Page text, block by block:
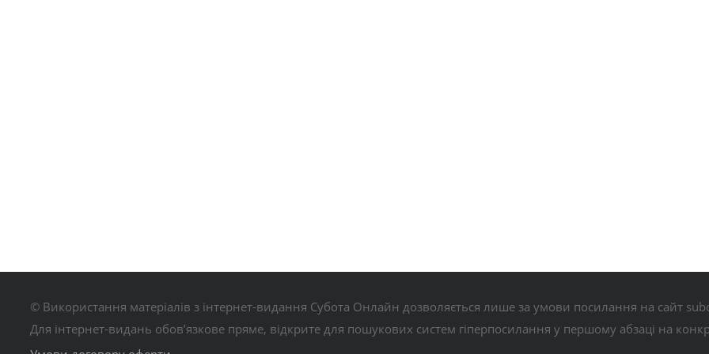
© Використання матеріалів з інтернет-видання Субота Онлайн дозволяється лише за умови посилання на сайт
Для інтернет-видань обов’язкове пряме, відкрите для пошукових систем гіперпосилання у першому абзаці на